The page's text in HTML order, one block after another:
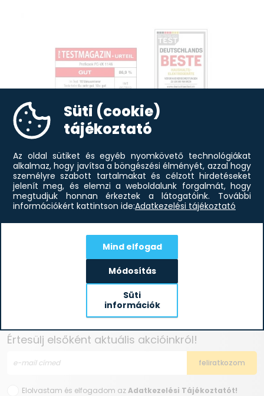
ProfiCook PC-VK 1146 vákumfóliázó
40 300
32 045
Iratkozz fel hírlevelünkre!
Értesülj elsőként aktuális akcióinkról!
Elolvastam és elfogadom azAdatkezelési Tájékoztatót!
Süti (cookie)
tájékoztató
Az oldal sütiket és egyéb nyomkövető technológiákat
alkalmaz, hogy javítsa a böngészési élményét, azzal hogy
személyre szabott tartalmakat és célzott hirdetéseket
jelenít meg, és elemzi a weboldalunk forgalmát, hogy
megtudjuk honnan érkeztek a látogatóink.
További
információkért kattintson ide:Adatkezelési tájékoztató
Mind elfogad
Módosítás
Süti
információk